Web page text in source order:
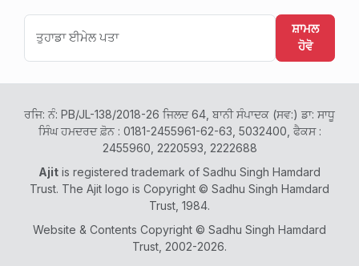
ਸ਼ਾਮਲ
ਹੋਵੋ
ਰਜਿ: ਨੰ: PB/JL-138/2018-26 ਜਿਲਦ 64, ਬਾਨੀ ਸੰਪਾਦਕ (ਸਵ:) ਡਾ: ਸਾਧੂ
ਸਿੰਘ ਹਮਦਰਦ ਫ਼ੋਨ : 0181-2455961-62-63, 5032400, ਫੈਕਸ :
2455960, 2220593, 2222688
Ajit is registered trademark of Sadhu Singh Hamdard
Trust. The Ajit logo is Copyright © Sadhu Singh Hamdard
Trust, 1984.
Website & Contents Copyright © Sadhu Singh Hamdard
Trust, 2002-2026.